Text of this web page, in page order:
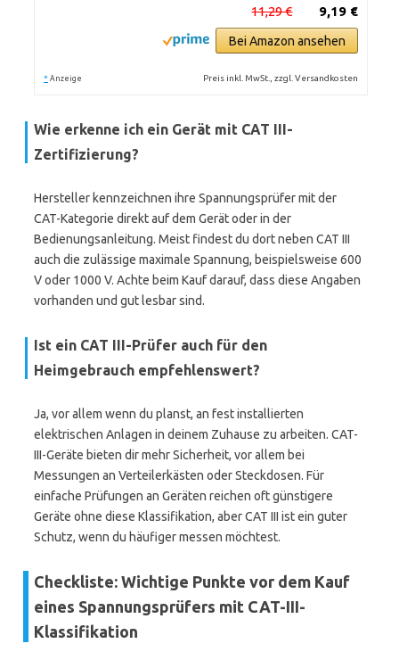
9,19 €
11,29 €
Bei Amazon ansehen
* Anzeige Preis inkl. MwSt., zzgl. Versandkosten
Wie erkenne ich ein Gerät mit CAT III-
Zertifizierung?
Hersteller kennzeichnen ihre Spannungsprüfer mit der
CAT-Kategorie direkt auf dem Gerät oder in der
Bedienungsanleitung. Meist findest du dort neben CAT III
auch die zulässige maximale Spannung, beispielsweise 600
V oder 1000 V. Achte beim Kauf darauf, dass diese Angaben
vorhanden und gut lesbar sind.
Ist ein CAT III-Prüfer auch für den
Heimgebrauch empfehlenswert?
Ja, vor allem wenn du planst, an fest installierten
elektrischen Anlagen in deinem Zuhause zu arbeiten. CAT-
III-Geräte bieten dir mehr Sicherheit, vor allem bei
Messungen an Verteilerkästen oder Steckdosen. Für
einfache Prüfungen an Geräten reichen oft günstigere
Geräte ohne diese Klassifikation, aber CAT III ist ein guter
Schutz, wenn du häufiger messen möchtest.
Checkliste: Wichtige Punkte vor dem Kauf
eines Spannungsprüfers mit CAT-III-
Klassifikation